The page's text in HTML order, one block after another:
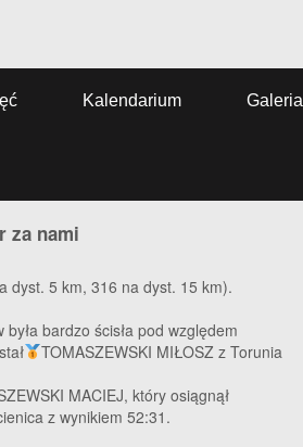
Kalendarium Galeria
za nami
dyst. 5 km, 316 na dyst. 15 km).
bardzo ścisła pod względem
TOMASZEWSKI MIŁOSZ z Torunia
MACIEJ, który osiągnął
z wynikiem 52:31.